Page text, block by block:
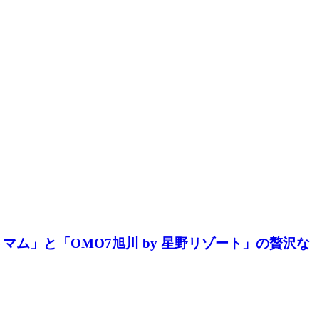
ム」と「OMO7旭川 by 星野リゾート」の贅沢な